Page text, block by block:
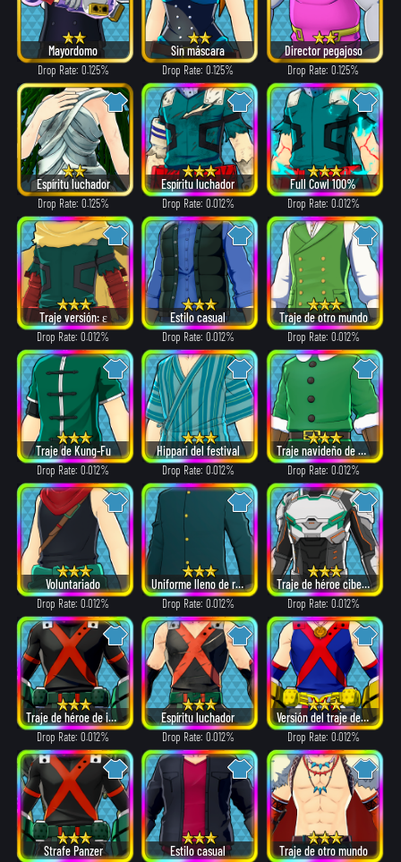
Mayordomo
Drop Rate: 0.125%
Sin máscara
Drop Rate: 0.125%
Director pegajoso
Drop Rate: 0.125%
Espíritu luchador
Drop Rate: 0.125%
Espíritu luchador
Drop Rate: 0.012%
Full Cowl 100%
Drop Rate: 0.012%
Traje versión: ε
Drop Rate: 0.012%
Estilo casual
Drop Rate: 0.012%
Traje de otro mundo
Drop Rate: 0.012%
Traje de Kung-Fu
Drop Rate: 0.012%
Hippari del festival
Drop Rate: 0.012%
Traje navideño de Papá Noel
Drop Rate: 0.012%
Voluntariado
Drop Rate: 0.012%
Uniforme lleno de recuerdos
Drop Rate: 0.012%
Traje de héroe cibernético
Drop Rate: 0.012%
Traje de héroe de invierno
Drop Rate: 0.012%
Espíritu luchador
Drop Rate: 0.012%
Versión del traje de héroe de All Might.
Drop Rate: 0.012%
Strafe Panzer Estilo casual Traje de otro mundo